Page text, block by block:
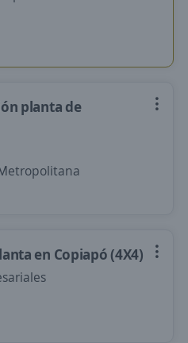
planta de
en Copiapó (4X4)